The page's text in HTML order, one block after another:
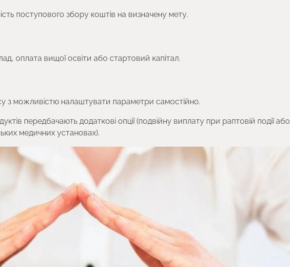
поступового збору коштів на визначену мету.
оплата вищої освіти або стартовий капітал.
з можливістю налаштувати параметри самостійно.
передбачають додаткові опції (подвійну виплату при раптовій події або
медичних установах).